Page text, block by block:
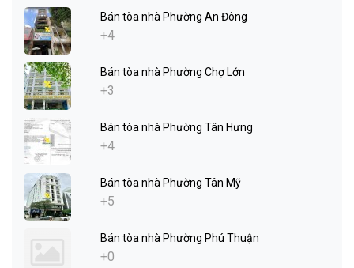
Bán tòa nhà Phường An Đông
+4
Bán tòa nhà Phường Chợ Lớn
+3
Bán tòa nhà Phường Tân Hưng
+4
Bán tòa nhà Phường Tân Mỹ
+5
Bán tòa nhà Phường Phú Thuận
+0